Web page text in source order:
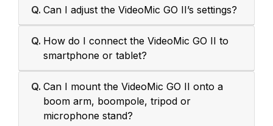
Q. Can I adjust the VideoMic GO II’s settings?
Q. How do I connect the VideoMic GO II to
smartphone or tablet?
Q. Can I mount the VideoMic GO II onto a
boom arm, boompole, tripod or
microphone stand?